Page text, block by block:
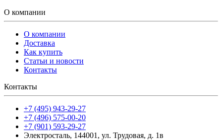
О компании
О компании
Доставка
Как купить
Статьи и новости
Контакты
Контакты
+7 (495) 943-29-27
+7 (496) 575-00-20
+7 (901) 593-29-27
Электросталь, 144001, ул. Трудовая, д. 1в